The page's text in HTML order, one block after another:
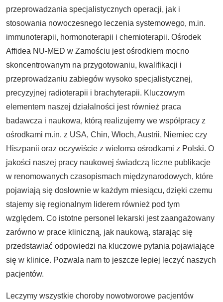
przeprowadzania specjalistycznych operacji, jak i
stosowania nowoczesnego leczenia systemowego, m.in.
immunoterapii, hormonoterapii i chemioterapii. Ośrodek
Affidea NU-MED w Zamościu jest ośrodkiem mocno
skoncentrowanym na przygotowaniu, kwalifikacji i
przeprowadzaniu zabiegów wysoko specjalistycznej,
precyzyjnej radioterapii i brachyterapii. Kluczowym
elementem naszej działalności jest również praca
badawcza i naukowa, którą realizujemy we współpracy z
ośrodkami m.in. z USA, Chin, Włoch, Austrii, Niemiec czy
Hiszpanii oraz oczywiście z wieloma ośrodkami z Polski. O
jakości naszej pracy naukowej świadczą liczne publikacje
w renomowanych czasopismach międzynarodowych, które
pojawiają się dosłownie w każdym miesiącu, dzięki czemu
stajemy się regionalnym liderem również pod tym
względem. Co istotne personel lekarski jest zaangażowany
zarówno w prace kliniczną, jak naukową, starając się
przedstawiać odpowiedzi na kluczowe pytania pojawiające
się w klinice. Pozwala nam to jeszcze lepiej leczyć naszych
pacjentów.
Leczymy wszystkie choroby nowotworowe pacjentów